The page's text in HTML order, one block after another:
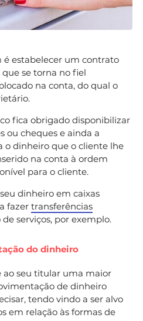
estabelecer um contrato
se torna no fiel
na conta, do qual o
fica obrigado disponibilizar
ou cheques e ainda a
o dinheiro que o cliente lhe
na conta à ordem
para o cliente.
dinheiro em caixas
fazer transferências
serviços, por exemplo.
do dinheiro
seu titular uma maior
de dinheiro
tendo vindo a ser alvo
em relação às formas de